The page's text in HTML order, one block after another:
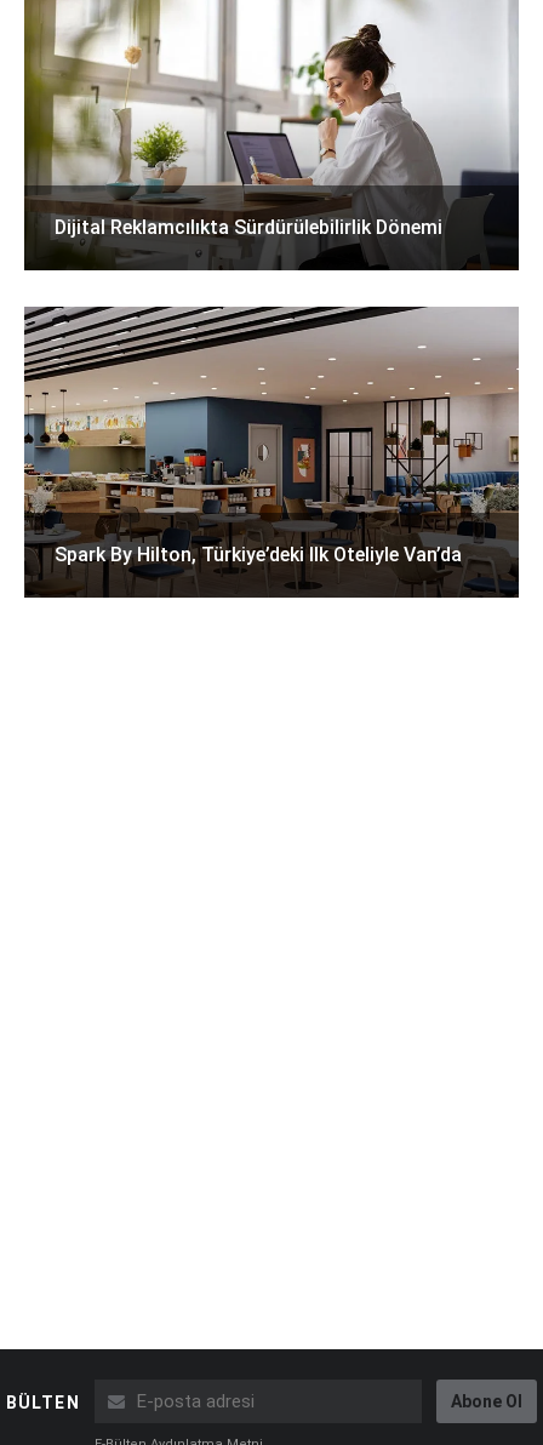
Dijital Reklamcılıkta Sürdürülebilirlik Dönemi
Spark By Hilton, Türkiye’deki Ilk Oteliyle Van’da
BÜLTEN Abone Ol